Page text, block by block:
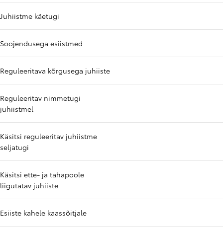
Juhiistme käetugi
Soojendusega esiistmed
Reguleeritava kõrgusega juhiiste
Reguleeritav nimmetugi
juhiistmel
Käsitsi reguleeritav juhiistme
seljatugi
Käsitsi ette- ja tahapoole
liigutatav juhiiste
Esiiste kahele kaassõitjale